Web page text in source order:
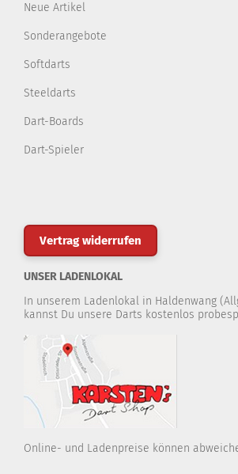
Neue Artikel
Sonderangebote
Softdarts
Steeldarts
Dart-Boards
Dart-Spieler
Vertrag widerrufen
UNSER LADENLOKAL
In unserem Ladenlokal in Haldenwang
kannst Du unsere Darts kostenlos
Online- und Ladenpreise können